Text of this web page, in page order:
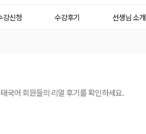
어
강신청 수강후기 선생님 소개
국어 회원들의 리얼 후기를 확인하세요.